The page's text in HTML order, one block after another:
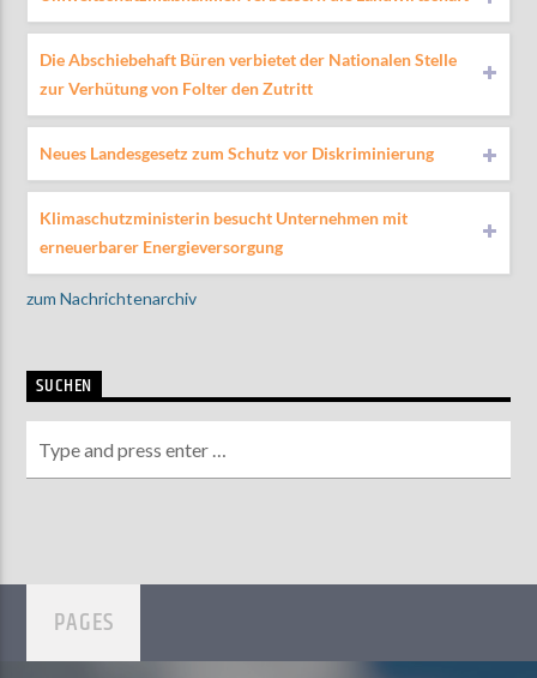
Die Abschiebehaft Büren verbietet der Nationalen Stelle
zur Verhütung von Folter den Zutritt
Neues Landesgesetz zum Schutz vor Diskriminierung
Klimaschutzministerin besucht Unternehmen mit
erneuerbarer Energieversorgung
zum Nachrichtenarchiv
SUCHEN
PAGES